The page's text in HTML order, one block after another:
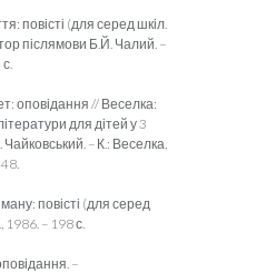
повісті (для серед шкіл.
післямови Б.Й. Чалий. –
оповідання // Веселка:
для дітей у 3
– К.: Веселка,
повісті (для серед
1986. – 198 с.
–